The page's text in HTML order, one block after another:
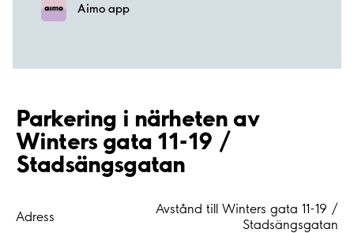
Aimo app
Parkering i närheten av
Winters gata 11-19 /
Stadsängsgatan
Adress
Avstånd till Winters gata 11-19 /
Stadsängsgatan